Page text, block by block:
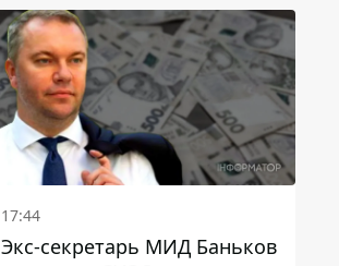
17:44
Экс-секретарь МИД Баньков